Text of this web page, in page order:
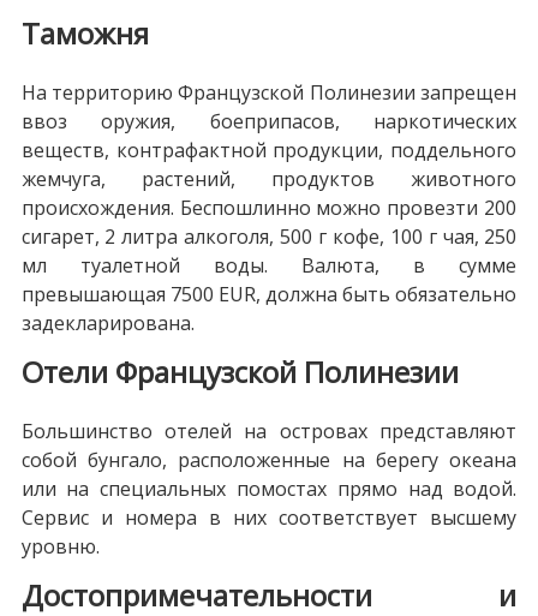
Таможня
На территорию Французской Полинезии запрещен
ввоз оружия, боеприпасов, наркотических
веществ, контрафактной продукции, поддельного
жемчуга, растений, продуктов животного
происхождения. Беспошлинно можно провезти 200
сигарет, 2 литра алкоголя, 500 г кофе, 100 г чая, 250
мл туалетной воды. Валюта, в сумме
превышающая 7500 EUR, должна быть обязательно
задекларирована.
Отели Французской Полинезии
Большинство отелей на островах представляют
собой бунгало, расположенные на берегу океана
или на специальных помостах прямо над водой.
Сервис и номера в них соответствует высшему
уровню.
Достопримечательности и